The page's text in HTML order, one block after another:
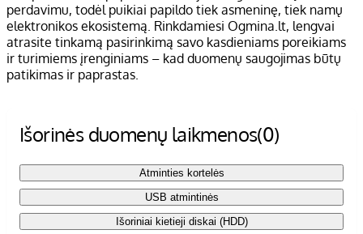
perdavimu, todėl puikiai papildo tiek asmeninę, tiek namų
elektronikos ekosistemą. Rinkdamiesi Ogmina.lt, lengvai
atrasite tinkamą pasirinkimą savo kasdieniams poreikiams
ir turimiems įrenginiams – kad duomenų saugojimas būtų
patikimas ir paprastas.
Išorinės duomenų laikmenos(0)
Atminties kortelės
USB atmintinės
Išoriniai kietieji diskai (HDD)